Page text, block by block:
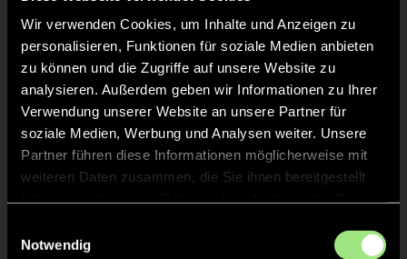
Wir verwenden Cookies, um Inhalte und Anzeigen zu
personalisieren, Funktionen für soziale Medien anbieten
zu können und die Zugriffe auf unsere Website zu
analysieren. Außerdem geben wir Informationen zu Ihrer
Verwendung unserer Website an unsere Partner für
soziale Medien, Werbung und Analysen weiter. Unsere
Partner führen diese Informationen möglicherweise mit
weiteren Daten zusammen, die Sie ihnen bereitgestellt
Notwendig
Moritz
B.
Di-En
T.